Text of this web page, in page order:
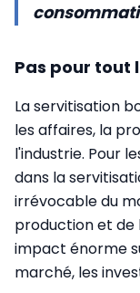
Pas pour tout
La servitisation
les affaires, la
l'industrie. Pour
dans la
irrévocable du
production et de
impact énorme
marché, les